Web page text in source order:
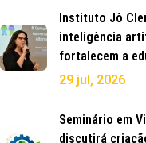
Instituto Jô
inteligência
fortalecem a
29 jul, 2026
Seminário em
discutirá